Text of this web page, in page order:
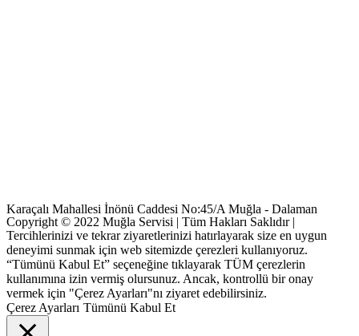
Karaçalı Mahallesi İnönü Caddesi No:45/A Muğla - Dalaman
Copyright © 2022 Muğla Servisi | Tüm Hakları Saklıdır |
Tercihlerinizi ve tekrar ziyaretlerinizi hatırlayarak size en uygun
deneyimi sunmak için web sitemizde çerezleri kullanıyoruz.
“Tümünü Kabul Et” seçeneğine tıklayarak TÜM çerezlerin
kullanımına izin vermiş olursunuz. Ancak, kontrollü bir onay
vermek için "Çerez Ayarları"nı ziyaret edebilirsiniz.
Çerez Ayarları Tümünü Kabul Et